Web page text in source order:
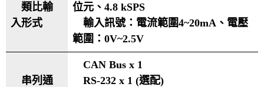
類比輸
入形式
位元、4.8 kSPS
輸入訊號：電流範圍4~20mA、電壓
範圍：0V~2.5V
串列通
CAN Bus x 1
RS-232 x 1 (選配)